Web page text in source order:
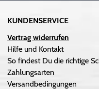
KUNDENSERVICE
Vertrag widerrufen
Hilfe und Kontakt
So findest Du die richtige
Zahlungsarten
Versandbedingungen